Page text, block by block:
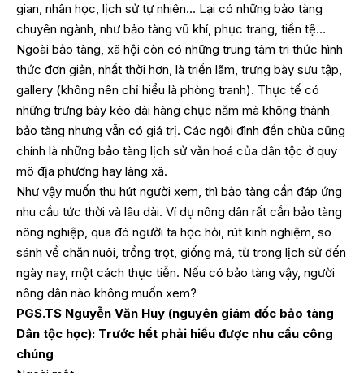
gian, nhân học, lịch sử tự nhiên… Lại có những bảo tàng
chuyên ngành, như bảo tàng vũ khí, phục trang, tiền tệ…
Ngoài bảo tàng, xã hội còn có những trung tâm tri thức hình
thức đơn giản, nhất thời hơn, là triển lãm, trưng bày sưu tập,
gallery (không nên chỉ hiểu là phòng tranh). Thực tế có
những trưng bày kéo dài hàng chục năm mà không thành
bảo tàng nhưng vẫn có giá trị. Các ngôi đình đền chùa cũng
chính là những bảo tàng lịch sử văn hoá của dân tộc ở quy
mô địa phương hay làng xã.
Như vậy muốn thu hút người xem, thì bảo tàng cần đáp ứng
nhu cầu tức thời và lâu dài. Ví dụ nông dân rất cần bảo tàng
nông nghiệp, qua đó người ta học hỏi, rút kinh nghiệm, so
sánh về chăn nuôi, trồng trọt, giống má, từ trong lịch sử đến
ngày nay, một cách thực tiễn. Nếu có bảo tàng vậy, người
nông dân nào không muốn xem?
PGS.TS Nguyễn Văn Huy (nguyên giám đốc bảo tàng
Dân tộc học): Trước hết phải hiểu được nhu cầu công
chúng